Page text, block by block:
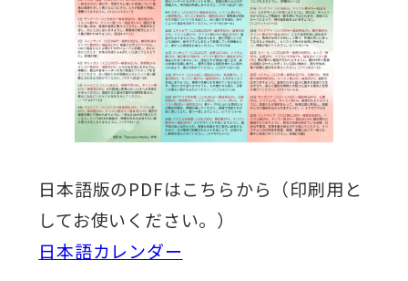
日本語版のPDFはこちらから（印刷用と
してお使いください。）
日本語カレンダー